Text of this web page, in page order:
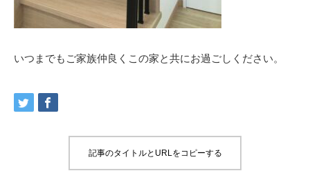
いつまでもご家族仲良くこの家と共にお過ごしください。
記事のタイトルとURLをコピーする